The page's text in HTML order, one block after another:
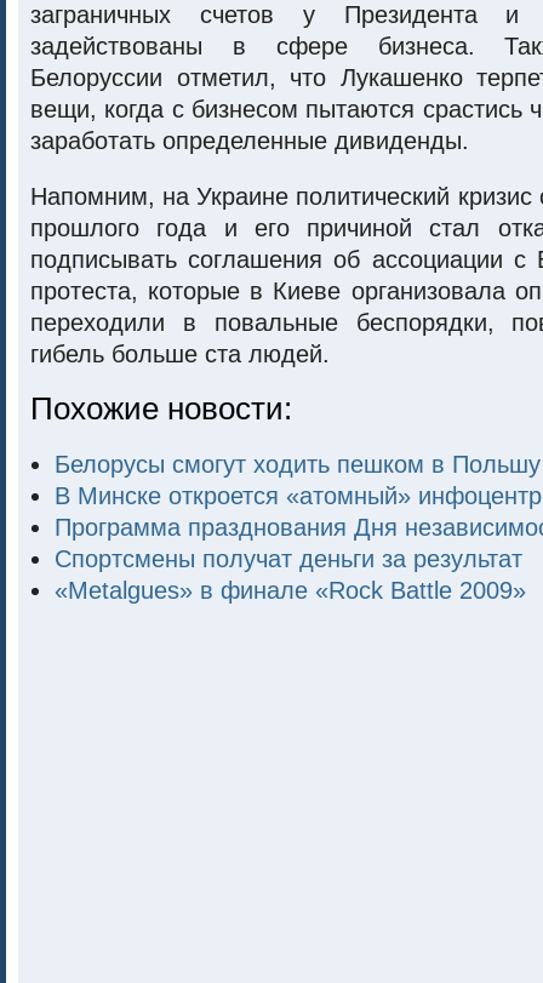
заграничных счетов у Президента
задействованы в сфере бизнеса.
Белоруссии отметил, что Лукашенко
вещи, когда с бизнесом пытаются срастись
заработать определенные дивиденды.
Напомним, на Украине политический кризис
прошлого года и его причиной стал
подписывать соглашения об ассоциации с
протеста, которые в Киеве организовала
переходили в повальные беспорядки,
гибель больше ста людей.
Похожие новости:
Белорусы смогут ходить пешком в Польшу
В Минске откроется «атомный» инфоцентр
Программа празднования Дня
Спортсмены получат деньги за результат
«Metalgues» в финале «Rock Battle 2009»